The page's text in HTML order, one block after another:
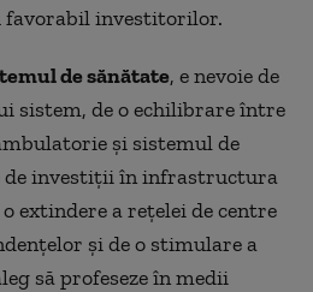
favorabil investitorilor.
de sănătate, e nevoie de
sistem, de o echilibrare între
și sistemul de
de investiții în infrastructura
extindere a rețelei de centre
și de o stimulare a
să profeseze în medii